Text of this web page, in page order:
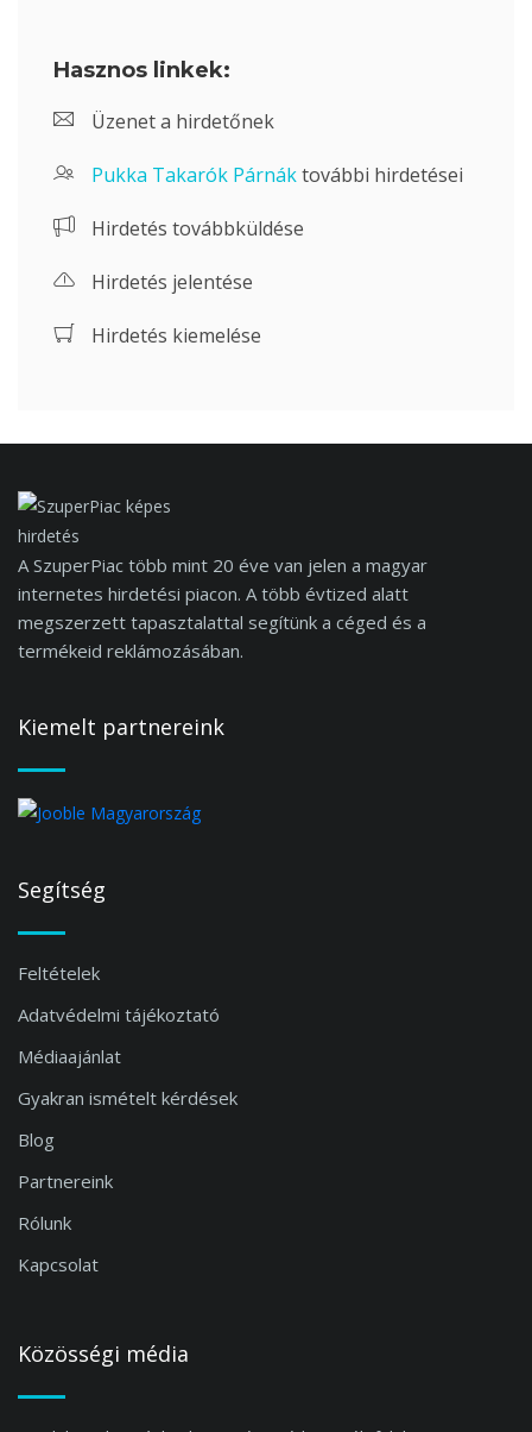
Hasznos linkek:
Üzenet a hirdetőnek
Pukka Takarók Párnáktovábbi hirdetései
Hirdetés továbbküldése
Hirdetés jelentése
Hirdetés kiemelése
A SzuperPiac több mint 20 éve van jelen a magyar
internetes hirdetési piacon. A több évtized alatt
megszerzett tapasztalattal segítünk a céged és a
termékeid reklámozásában.
Kiemelt partnereink
Segítség
Feltételek
Adatvédelmi tájékoztató
Médiaajánlat
Gyakran ismételt kérdések
Blog
Partnereink
Rólunk
Kapcsolat
Közösségi média